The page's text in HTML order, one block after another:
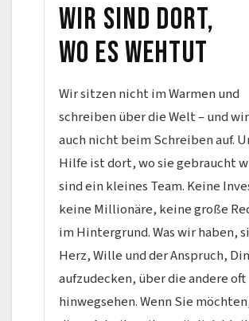
Wir sind dort,
wo es wehtut
Wir sitzen nicht im Warmen und
schreiben über die Welt – und
auch nicht beim Schreiben auf.
Hilfe ist dort, wo sie gebraucht
sind ein kleines Team. Keine
keine Millionäre, keine große
im Hintergrund. Was wir haben,
Herz, Wille und der Anspruch,
aufzudecken, über die andere oft
hinwegsehen. Wenn Sie